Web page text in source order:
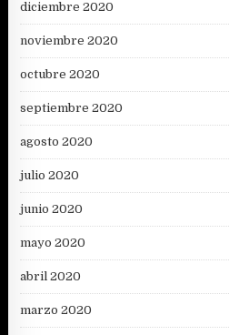
diciembre 2020
noviembre 2020
octubre 2020
septiembre 2020
agosto 2020
julio 2020
junio 2020
mayo 2020
abril 2020
marzo 2020